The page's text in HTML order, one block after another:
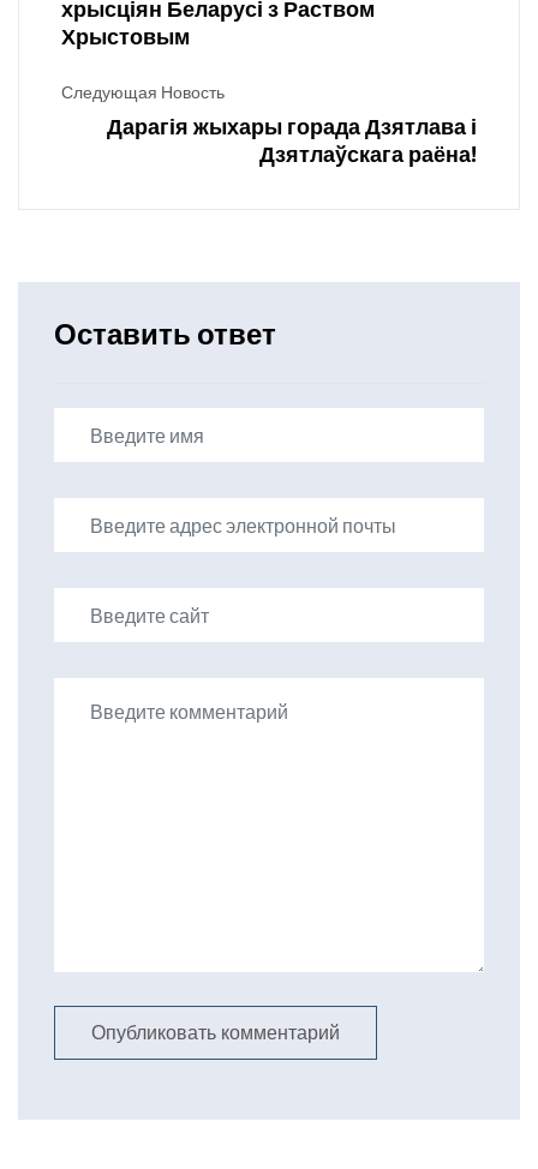
хрысціян Беларусі з Раством
Хрыстовым
Следующая Новость
Дарагія жыхары горада Дзятлава і
Дзятлаўскага раёна!
Оставить ответ